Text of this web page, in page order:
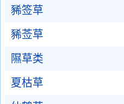
豨签草
豨莶草
隰草类
夏枯草